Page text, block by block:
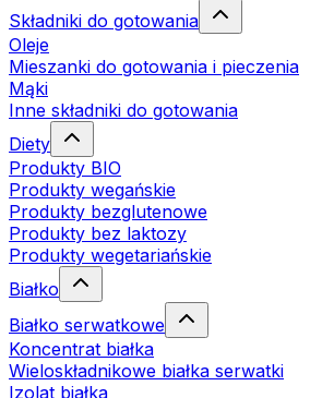
Składniki do gotowania
Oleje
Mieszanki do gotowania i pieczenia
Mąki
Inne składniki do gotowania
Diety
Produkty BIO
Produkty wegańskie
Produkty bezglutenowe
Produkty bez laktozy
Produkty wegetariańskie
Białko
Białko serwatkowe
Koncentrat białka
Wieloskładnikowe białka serwatki
Izolat białka